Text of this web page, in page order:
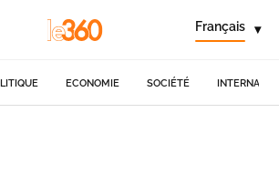
Français ▾
ECONOMIE SOCIÉTÉ